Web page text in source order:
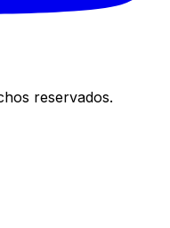
reservados.